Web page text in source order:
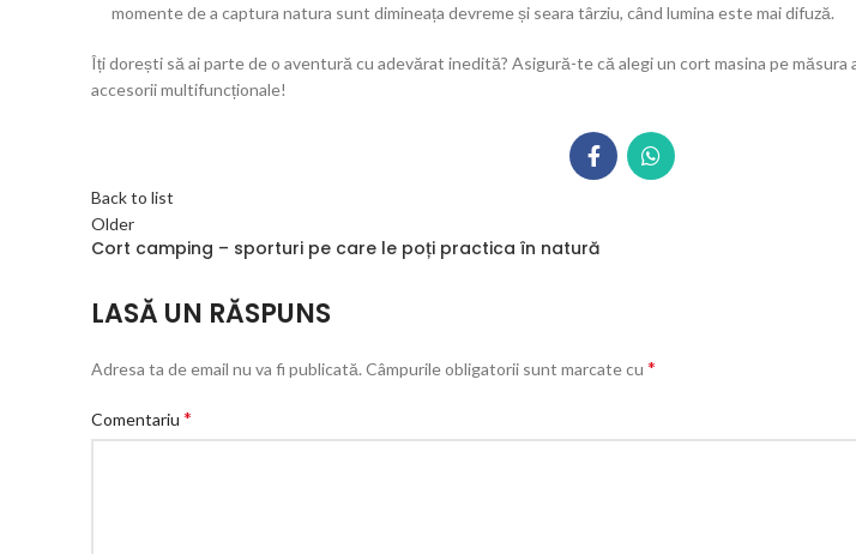
momente de a captura natura sunt dimineața devreme și seara târziu, când lumina este mai difuză.
Îți dorești să ai parte de o aventură cu adevărat inedită? Asigură-te că alegi un cort masina pe măsura
accesorii multifuncționale!
Back to list
Older
Cort camping – sporturi pe care le poți practica în natură
LASĂ UN RĂSPUNS
Adresa ta de email nu va fi publicată. Câmpurile obligatorii sunt marcate cu *
Comentariu *